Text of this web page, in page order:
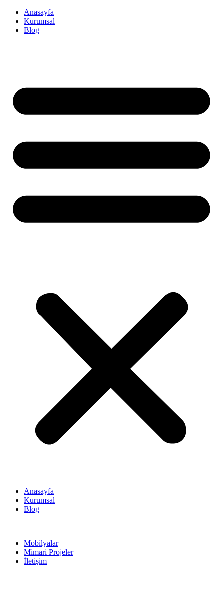
İçeriğe Anasayfa
Kurumsal
Blog
Anasayfa
Kurumsal
Blog
Mobilyalar
Mimari Projeler
İletişim